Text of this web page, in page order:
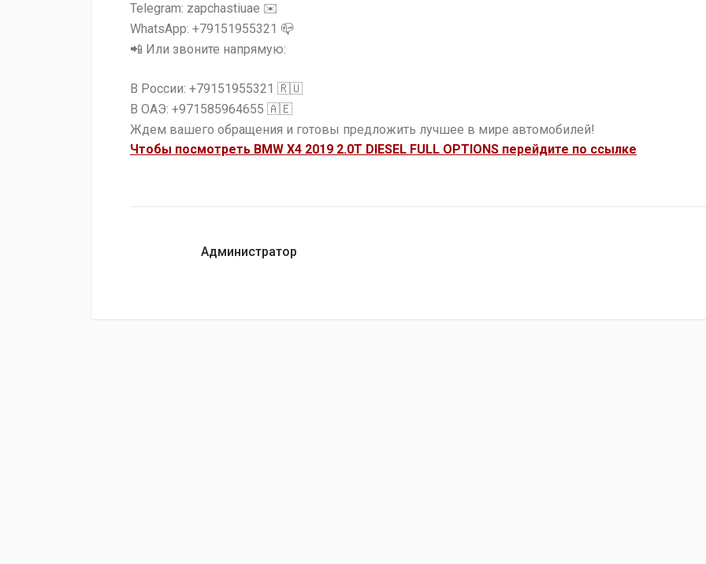
Telegram: zapchastiuae ✉️
WhatsApp: +79151955321 📪
📲 Или звоните напрямую:
В России: +79151955321 🇷🇺
В ОАЭ: +971585964655 🇦🇪
Ждем вашего обращения и готовы предложить лучшее в мире автомобилей!
Чтобы посмотреть BMW X4 2019 2.0T DIESEL FULL OPTIONS перейдите по ссылке
Администратор